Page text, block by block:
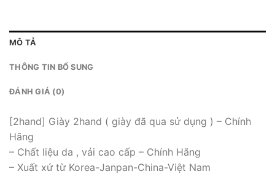
MÔ TẢ
THÔNG TIN BỔ SUNG
ĐÁNH GIÁ (0)
[2hand] Giày 2hand ( giày đã qua sử dụng ) – Chính
Hãng
– Chất liệu da , vải cao cấp – Chính Hãng
– Xuất xứ từ Korea-Janpan-China-Việt Nam